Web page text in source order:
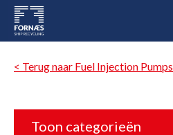
< Terug naar Fuel Injection Pumps
Toon categorieën